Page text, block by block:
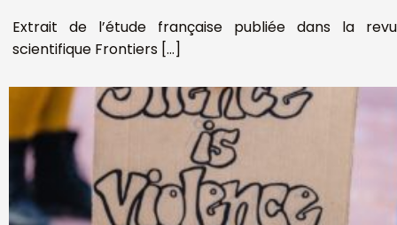
Extrait de l’étude française publiée dans la
scientifique Frontiers […]